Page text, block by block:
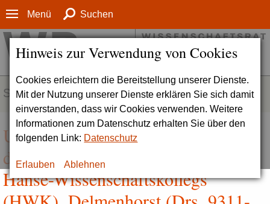
Hinweis zur Verwendung von Cookies
Cookies erleichtern die Bereitstellung unserer Dienste.
Mit der Nutzung unserer Dienste erklären Sie sich damit
einverstanden, dass wir Cookies verwenden. Weitere
Informationen zum Datenschutz erhalten Sie über den
folgenden Link: Datenschutz
Erlauben Ablehnen
Menü Suchen
SERVICE
Umsetzung der Empfehlungen aus
der zurückliegenden Evaluation des
Hanse-Wissenschaftskollegs